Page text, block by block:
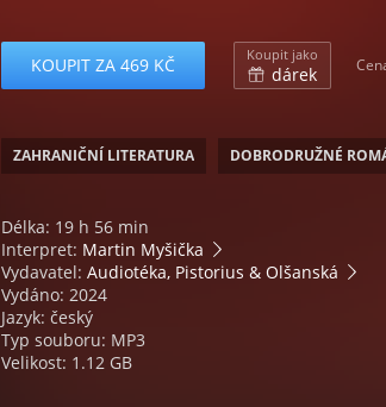
KOUPIT ZA 469 KČ Koupit jako
dárek
ZAHRANIČNÍ LITERATURA DOBRODRUŽNÉ
Délka: 19 h 56 min
Interpret: Martin Myšička
Vydavatel: Audiotéka, Pistorius & Olšanská
Vydáno: 2024
Jazyk: český
Typ souboru: MP3
Velikost: 1.12 GB